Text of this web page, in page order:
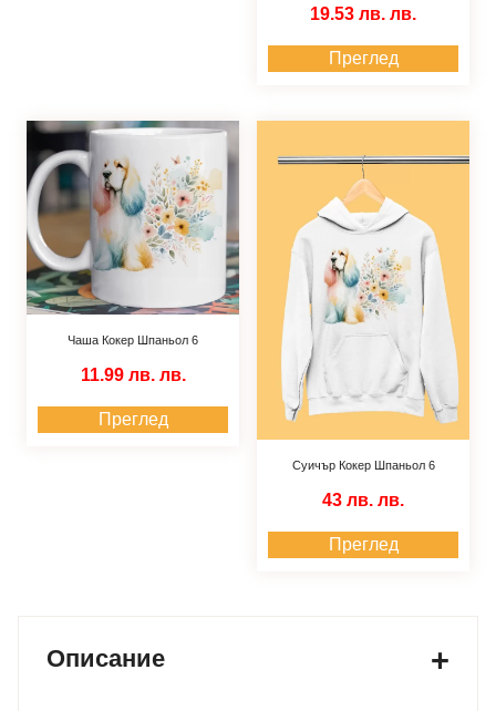
19.53 лв. лв.
Преглед
Чаша Кокер Шпаньол 6
11.99 лв. лв.
Преглед
Суичър Кокер Шпаньол 6
43 лв. лв.
Преглед
Описание